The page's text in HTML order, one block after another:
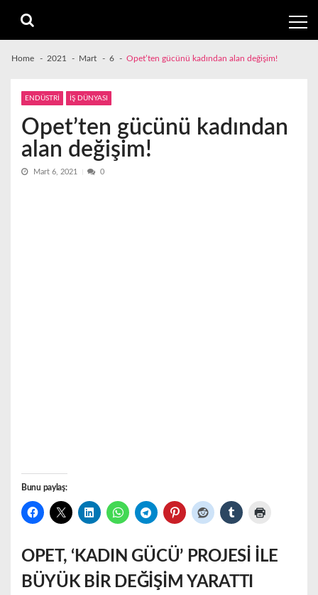
navigation
content
Home 2021 Mart 6 Opet’ten gücünü kadından alan değişim!
ENDÜSTRİ İŞ DÜNYASI
Opet’ten gücünü kadından
alan değişim!
Mart 6, 2021 0
Bunu paylaş:
OPET, ‘KADIN GÜCÜ’ PROJESİ İLE
BÜYÜK BİR DEĞİŞİM YARATTI